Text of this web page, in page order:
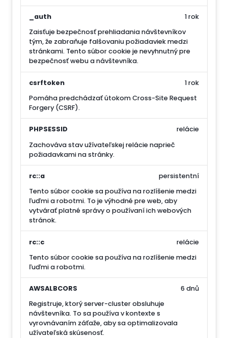
_auth
Zaisťuje bezpečnosť prehliadania návštevníkov
tým, že zabraňuje falšovaniu požiadaviek medzi
stránkami. Tento súbor cookie je nevyhnutný pre
bezpečnosť webu a návštevníka.
1 rok
csrftoken
Pomáha predchádzať útokom Cross-Site Request
Forgery (CSRF).
1 rok
PHPSESSID
Zachováva stav užívateľskej relácie naprieč
požiadavkami na stránky.
relácie
rc::a
Tento súbor cookie sa používa na rozlíšenie medzi
ľuďmi a robotmi. To je výhodné pre web, aby
vytvárať platné správy o používaní ich webových
stránok.
persistentní
rc::c
Tento súbor cookie sa používa na rozlíšenie medzi
ľuďmi a robotmi.
relácie
AWSALBCORS
Registruje, ktorý server-cluster obsluhuje
návštevníka. To sa používa v kontexte s
vyrovnávaním záťaže, aby sa optimalizovala
užívateľská skúsenosť.
6 dnů